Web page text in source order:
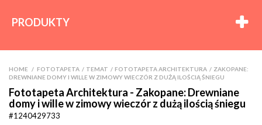
PRODUKTY
HOME FOTOTAPETA >TEMAT >FOTOTAPETA ARCHITEKTURA >ZAKOPANE:
DREWNIANE DOMY I WILLE W ZIMOWY WIECZÓR Z DUŻĄ ILOŚCIĄ ŚNIEGU
Fototapeta Architektura - Zakopane: Drewniane
domy i wille w zimowy wieczór z dużą ilością śniegu
#1240429733